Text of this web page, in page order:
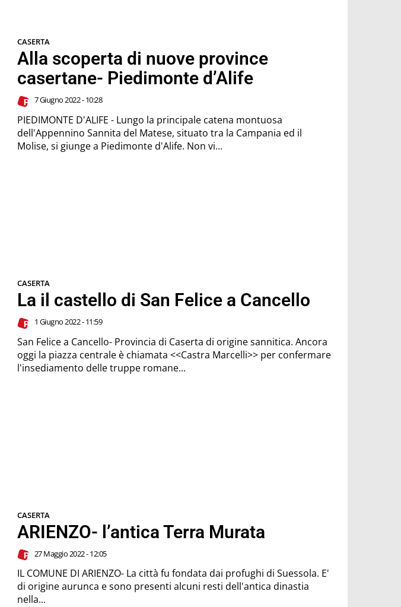
CASERTA
Alla scoperta di nuove province
casertane- Piedimonte d’Alife
7 Giugno 2022 - 10:28
PIEDIMONTE D'ALIFE - Lungo la principale catena montuosa
dell'Appennino Sannita del Matese, situato tra la Campania ed il
Molise, si giunge a Piedimonte d'Alife. Non vi...
CASERTA
La il castello di San Felice a Cancello
1 Giugno 2022 - 11:59
San Felice a Cancello- Provincia di Caserta di origine sannitica. Ancora
oggi la piazza centrale è chiamata <<Castra Marcelli>> per confermare
l'insediamento delle truppe romane...
CASERTA
ARIENZO- l’antica Terra Murata
27 Maggio 2022 - 12:05
IL COMUNE DI ARIENZO- La città fu fondata dai profughi di Suessola. E'
di origine aurunca e sono presenti alcuni resti dell'antica dinastia
nella...